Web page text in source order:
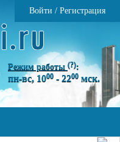
Войти / Регистрация
Режим работы (?):
пн-вс, 1000 - 2200 мск.